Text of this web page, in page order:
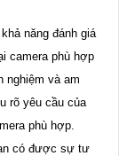
năng đánh giá
camera phù hợp
nghiệm và am
rõ yêu cầu của
phù hợp.
có được sự tư